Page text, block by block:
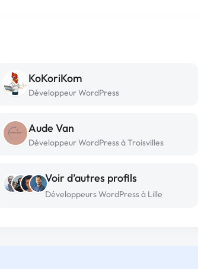
KoKoriKom
Développeur WordPress
Aude Van
Développeur WordPress à Troisvilles
Voir d’autres profils
Développeurs WordPress à Lille